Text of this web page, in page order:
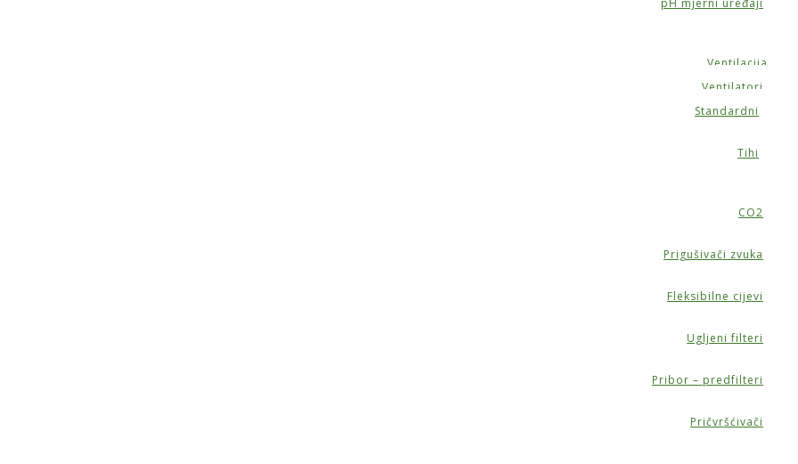
pH mjerni uređaji
Ventilacija
Ventilatori
Standardni
Tihi
CO2
Prigušivači zvuka
Fleksibilne cijevi
Ugljeni filteri
Pribor – predfilteri
Pričvršćivači
cm), Airontek”
za sljedeći put kada budem komentirao.